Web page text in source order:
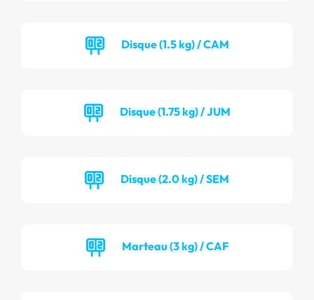
Disque (1.5 kg) / CAM
Disque (1.75 kg) / JUM
Disque (2.0 kg) / SEM
Marteau (3 kg) / CAF